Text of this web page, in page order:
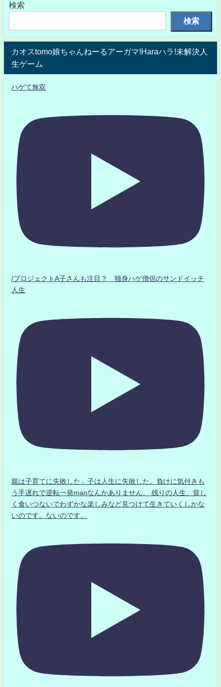
検索
検索
カオスtomo娘ちゃんねーるアーガマ!Haraハラ!未解決人
生ゲーム
ハゲて無双
/プロジェクトA子さんも注目？ 独身ハゲ僧侶のサンドイッチ
人生
親は子育てに失敗した」子は人生に失敗した。負けに気付きも
う手遅れで逆転一発manなんかありません、 残りの人生、貧し
く食いつないでわずかな楽しみなど見つけて生きていくしかな
いのです。ないのです。